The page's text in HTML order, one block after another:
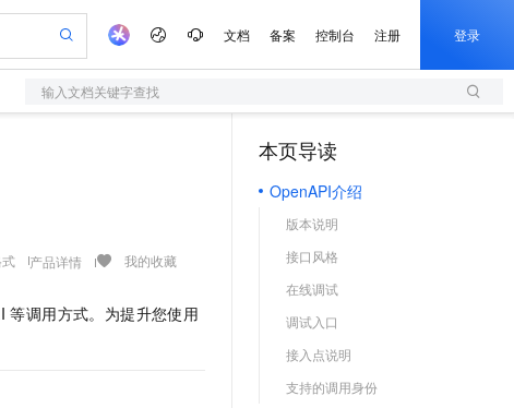
文档 备案 控制台 注册 登录
输入文档关键字查找
产品详情 我的收藏
等调用方式。为提升您使用
本页导读
OpenAPI介绍
版本说明
接口风格
在线调试
调试入口
接入点说明
支持的调用身份
语音识别与合成
全托管，含MySQL、PostgreSQL、SQL Server、MariaDB多引擎
件的智能体编程平台
轻量应用服务器
数字证书管理服务（原SSL证书）
实现全站HTTPS，呈现可信的WEB访问
DeepSeek-V4-Pro
部署专属 QwenPaw HOT
从聊天伙伴进化为能主动干活的本地数字员工
一句话生成原生可编辑精美 PPT 文稿
输入一句话想法, 轻松生成专业的 PPT
一键部署幻兽帕鲁游戏服务器
一键购买专属联机服务器，轻松开启游戏
漫剧工坊：一站式动画创作平台
快速生产连贯的高质量长漫剧
高效部署网站，快速应用到小程序
验
视频创作，一键激活电商全链路生产力
一站生成，高效打造优质广告素材
AI 活动
AI 生产力先锋
先锋实践拓展 AI 生产力的边界
飞天发布时刻
所见，即是所愿
从基础到进阶，Agent 创客手把手教你
创新加速
器
阿里云 OPC 创新助力计划
Token 补贴，五大权
益加速 OPC 成功
专业服务
合作计划
计划
服务伙伴合作计划
Al MaaS 服务伙伴赋能合作
伙伴信用分合作计划
更多支持
合作伙伴培训与认证
查询合作伙伴
登录合作伙伴管理后台
证 开发者社区
我要反馈
加入我们